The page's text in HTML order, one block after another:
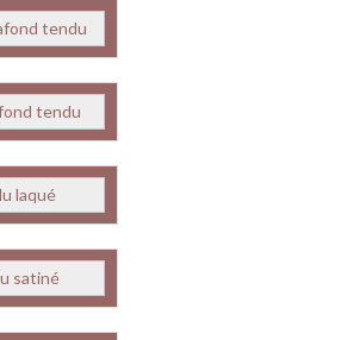
tendu
tendu
laqué
satiné